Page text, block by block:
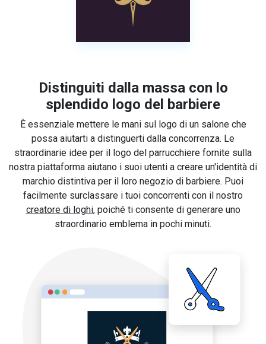
Distinguiti dalla massa con lo
splendido logo del barbiere
È essenziale mettere le mani sul logo di un salone che
possa aiutarti a distinguerti dalla concorrenza. Le
straordinarie idee per il logo del parrucchiere fornite sulla
nostra piattaforma aiutano i suoi utenti a creare un'identità di
marchio distintiva per il loro negozio di barbiere. Puoi
facilmente surclassare i tuoi concorrenti con il nostro
creatore di loghi, poiché ti consente di generare uno
straordinario emblema in pochi minuti.